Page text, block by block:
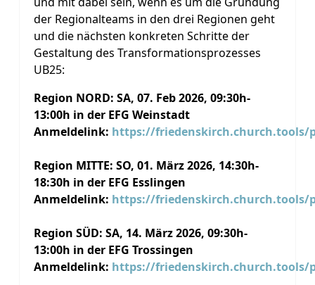
der Regionalteams in den drei Regionen geht
und die nächsten konkreten Schritte der
Gestaltung des Transformationsprozesses
UB25:
Region NORD: SA, 07. Feb 2026, 09:30h-
13:00h in der EFG Weinstadt
Anmeldelink: https://friedenskirch.church.tools/
Region MITTE: SO, 01. März 2026, 14:30h-
18:30h in der EFG Esslingen
Anmeldelink: https://friedenskirch.church.tools/
Region SÜD: SA, 14. März 2026, 09:30h-
13:00h in der EFG Trossingen
Anmeldelink: https://friedenskirch.church.tools/